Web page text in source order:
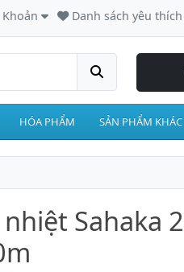
Khoản Danh sách yêu thích
HÓA PHẨM SẢN PHẨM KHÁC
Sahaka